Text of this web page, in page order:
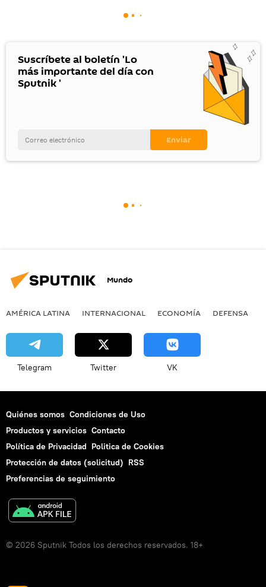
Suscríbete al boletín 'Lo
más importante del día con
Sputnik '
Mundo
AMÉRICA LATINA INTERNACIONAL ECONOMÍA DEFENSA
Telegram Twitter VK
Quiénes somos Condiciones de Uso
Productos y servicios Contacto
Política de Privacidad Politica de Cookies
Protección de datos (solicitud) RSS
Preferencias de seguimiento
© 2026 Sputnik Todos los derechos reservados. 18+